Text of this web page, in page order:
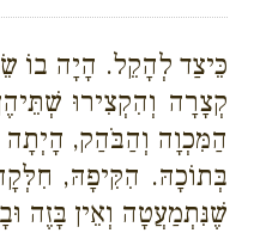
כֵּיצַד לְהָקֵל. הָיָה בוֹ
קְצָרָה וְהִקְצִירוּ
הַמִּכְוָה וְהַבֹּהַק, הָיְתָה
בְּתוֹכָהּ. הִקִּיפָהּ,
שֶׁנִּתְמַעֲטָה וְאֵין בָּזֶה